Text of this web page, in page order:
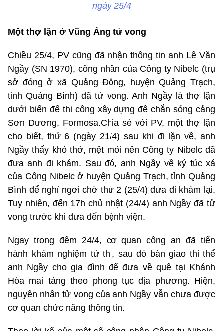
ngày 25/4
Một thợ lặn ở Vũng Áng tử vong
Chiều 25/4, PV cũng đã nhận thông tin anh Lê Văn
Ngầy (SN 1970), công nhân của Công ty Nibelc (trụ
sở đóng ở xã Quảng Đông, huyện Quảng Trạch,
tỉnh Quảng Bình) đã tử vong. Anh Ngầy là thợ lặn
dưới biển để thi công xây dựng đê chắn sóng cảng
Sơn Dương, Formosa.Chia sẻ với PV, một thợ lặn
cho biết, thứ 6 (ngày 21/4) sau khi đi lặn về, anh
Ngầy thấy khó thở, mệt mỏi nên Công ty Nibelc đã
đưa anh đi khám. Sau đó, anh Ngầy về ký túc xá
của Công Nibelc ở huyện Quảng Trạch, tỉnh Quảng
Bình để nghỉ ngơi chờ thứ 2 (25/4) đưa đi khám lại.
Tuy nhiên, đến 17h chủ nhật (24/4) anh Ngầy đã tử
vong trước khi đưa đến bệnh viện.
Ngay trong đêm 24/4, cơ quan công an đã tiến
hành khám nghiệm tử thi, sau đó bàn giao thi thể
anh Ngầy cho gia đình để đưa về quê tại Khánh
Hòa mai táng theo phong tục địa phương. Hiện,
nguyên nhân tử vong của anh Ngầy vẫn chưa được
cơ quan chức năng thông tin.